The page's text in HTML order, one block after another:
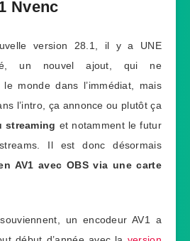
Nvenc
version 28.1, il y a UNE
un nouvel ajout, qui ne
monde dans l’immédiat, mais
l’intro, ça annonce ou plutôt ça
streaming et notamment le futur
Il est donc désormais
AV1 avec OBS via une carte
un encodeur AV1 a